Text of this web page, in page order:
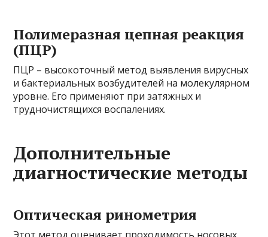
Полимеразная цепная реакция
(ПЦР)
ПЦР – высокоточный метод выявления вирусных
и бактериальных возбудителей на молекулярном
уровне. Его применяют при затяжных и
трудночистящихся воспалениях.
Дополнительные
диагностические методы
Оптическая ринометрия